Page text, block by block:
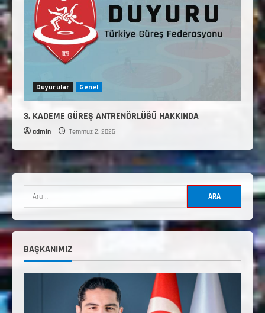
Duyurular Genel
3. KADEME GÜREŞ ANTRENÖRLÜĞÜ HAKKINDA
admin Temmuz 2, 2026
BAŞKANIMIZ
3. KADEME GÜREŞ ANTRENÖRLÜĞÜ
Temmuz 2, 2026
2. Kademe Güreş Antrenör Uygulama
Eğitimi Sivas’ta Açılıyor